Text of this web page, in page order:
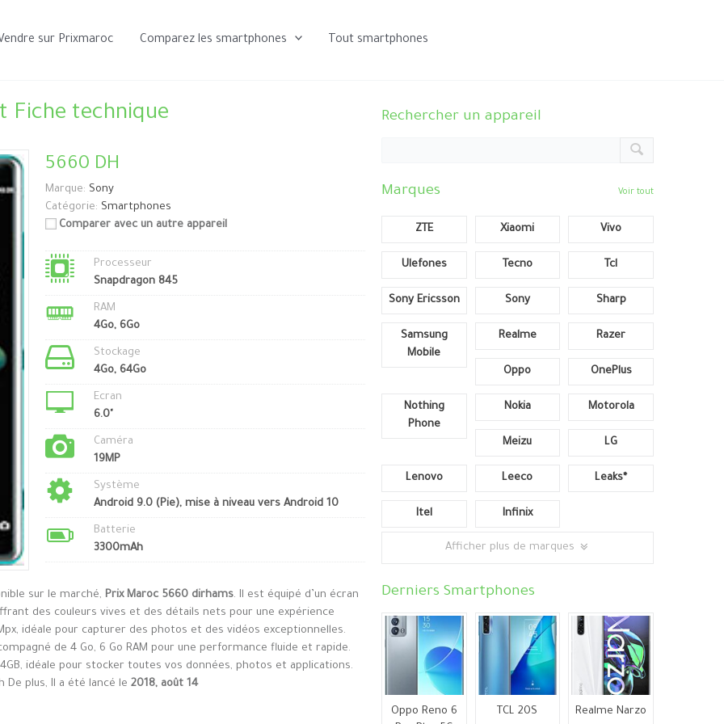
sur Prixmaroc Comparez les smartphones Tout smartphones
Fiche technique
5660 DH
Marque: Sony
Catégorie: Smartphones
Comparer avec un autre appareil
Processeur
Snapdragon 845
RAM
4Go, 6Go
Stockage
4Go, 64Go
Ecran
6.0"
Caméra
19MP
Système
Android 9.0 (Pie), mise à niveau vers Android 10
Batterie
3300mAh
sur le marché, Prix Maroc 5660 dirhams. Il est équipé d’un écran
des couleurs vives et des détails nets pour une expérience
idéale pour capturer des photos et des vidéos exceptionnelles.
de 4 Go, 6 Go RAM pour une performance fluide et rapide.
idéale pour stocker toutes vos données, photos et applications.
De plus, Il a été lancé le 2018, août 14
Rechercher un appareil
Marques Voir tout
ZTE Xiaomi Vivo
Ulefones Tecno Tcl
Sony Ericsson Sony Sharp
Samsung
Mobile
Realme Razer
Oppo OnePlus
Nothing
Phone
Nokia Motorola
Meizu LG
Lenovo Leeco Leaks*
Itel Infinix
Afficher plus de marques
Derniers Smartphones
Oppo Reno 6
TCL 20S Realme Narzo